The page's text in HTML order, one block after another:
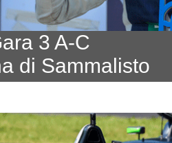
3 A-C
di Sammalisto